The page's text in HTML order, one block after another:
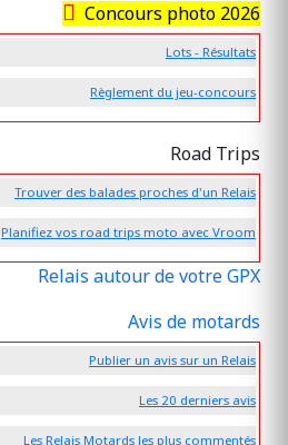
Concours photo 2026
Lots - Résultats
Règlement du jeu-concours
Road Trips
Trouver des balades proches d'un Relais
Planifiez vos road trips moto avec Vroom
Relais autour de votre GPX
Avis de motards
Publier un avis sur un Relais
Les 20 derniers avis
Les Relais Motards les plus commentés